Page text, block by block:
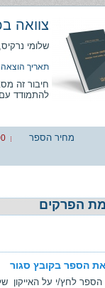
צוואה
שלומי נרקיס,
תאריך הוצאה
חיבור זה
להתמודד עם
מחיר הספר ₪
הפרקים
הספר בקובץ סגור
לחץ/י על האייקון